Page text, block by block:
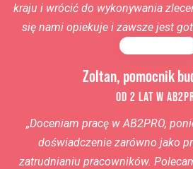
kraju i wrócić do wykonywania
się nami opiekuje i zawsze jest
Zoltan, pomocnik
OD 2 LAT W
„Doceniam pracę w AB2PRO,
doświadczenie zarówno jako
zatrudnianiu pracowników.